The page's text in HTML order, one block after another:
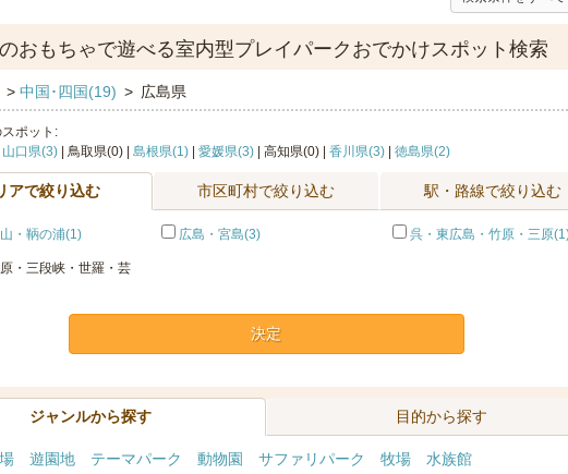
おもちゃで遊べる室内型プレイパークおでかけスポット検索
> 中国･四国(19) > 広島県
ポット:
山口県(3)| 鳥取県(0) | 島根県(1)| 愛媛県(3)| 高知県(0) | 香川県(3)| 徳島県(2)
アで絞り込む 市区町村で絞り込む 駅・路線で絞り込む
・鞆の浦(1) 広島・宮島(3) 呉・東広島・竹原・三原
・三段峡・世羅・芸
決定
ジャンルから探す 目的から探す
遊園地 テーマパーク 動物園 サファリパーク 牧場
水族館